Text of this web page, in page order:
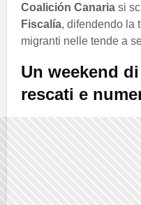
Coalición Canaria si
Fiscalía, difendendo la
migranti nelle tende a
Un weekend
rescati e